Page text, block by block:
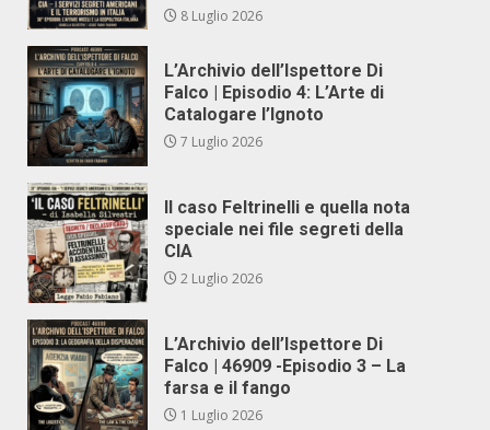
8 Luglio 2026
L’Archivio dell’Ispettore Di
Falco | Episodio 4: L’Arte di
Catalogare l’Ignoto
7 Luglio 2026
Il caso Feltrinelli e quella nota
speciale nei file segreti della
CIA
2 Luglio 2026
L’Archivio dell’Ispettore Di
Falco | 46909 -Episodio 3 – La
farsa e il fango
1 Luglio 2026